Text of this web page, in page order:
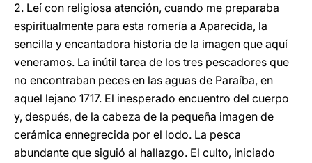
2. Leí con religiosa atención, cuando me preparaba
espiritualmente para esta romería a Aparecida, la
sencilla y encantadora historia de la imagen que aquí
veneramos. La inútil tarea de los tres pescadores que
no encontraban peces en las aguas de Paraíba, en
aquel lejano 1717. El inesperado encuentro del cuerpo
y, después, de la cabeza de la pequeña imagen de
cerámica ennegrecida por el lodo. La pesca
abundante que siguió al hallazgo. El culto, iniciado